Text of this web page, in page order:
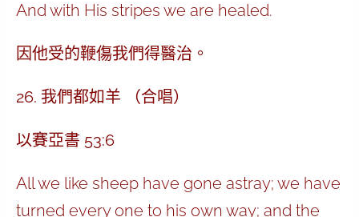
And with His stripes we are healed.
因他受的鞭傷我們得醫治。
26. 我們都如羊 （合唱）
以賽亞書 53:6
All we like sheep have gone astray; we have
turned every one to his own way; and the